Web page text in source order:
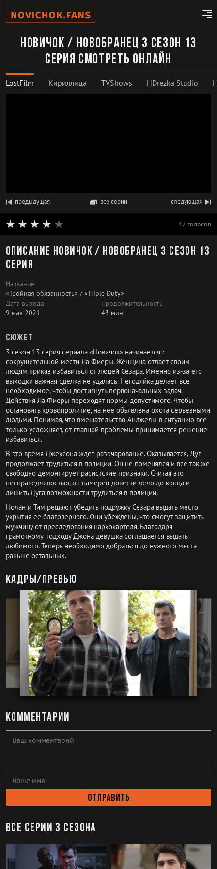
Новичок / Новобранец 3 сезон 13
серия смотреть онлайн
LostFilm Кириллица TVShows HDrezka Studio
предыдущая все серии следующая
47 голосов
Описание Новичок / Новобранец 3 сезон 13
серия
Название
«Тройная обязанность» / «Triple Duty»
Дата выхода
9 мая 2021
Продолжительность
43 мин
Сюжет
3 сезон 13 серия сериала «Новичок» начинается с
сокрушительной мести Ла Фиеры. Женщина отдает своим
людям приказ избавиться от людей Сезара. Именно из-за его
выходки важная сделка не удалась. Негодяйка делает все
необходимое, чтобы достигнуть первоначальных задач.
Действия Ла Фиеры переходят нормы допустимого. Чтобы
остановить кровопролитие, на нее объявлена охота серьезными
людьми. Понимая, что вмешательство Анджелы в ситуацию все
только усложняет, от главной проблемы принимается решение
избавиться.
В это время Джексона ждет разочарование. Оказывается, Дуг
продолжает трудиться в полиции. Он не поменялся и все так же
свободно демонтирует расистские признаки. Считая это
несправедливостью, он намерен довести дело до конца и
лишить Дуга возможности трудиться в полиции.
Нолан и Тим решают убедить подружку Сезара выдать место
укрытия ее благоверного. Они убеждены, что смогут защитить
мужчину от преследования наркокартеля. Благодаря
грамотному подходу Джона девушка соглашается выдать
любимого. Теперь необходимо добраться до нужного места
раньше остальных.
Кадры/превью
Комментарии
Отправить
Все серии 3 сезона